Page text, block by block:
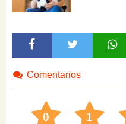
Comentarios
0 1